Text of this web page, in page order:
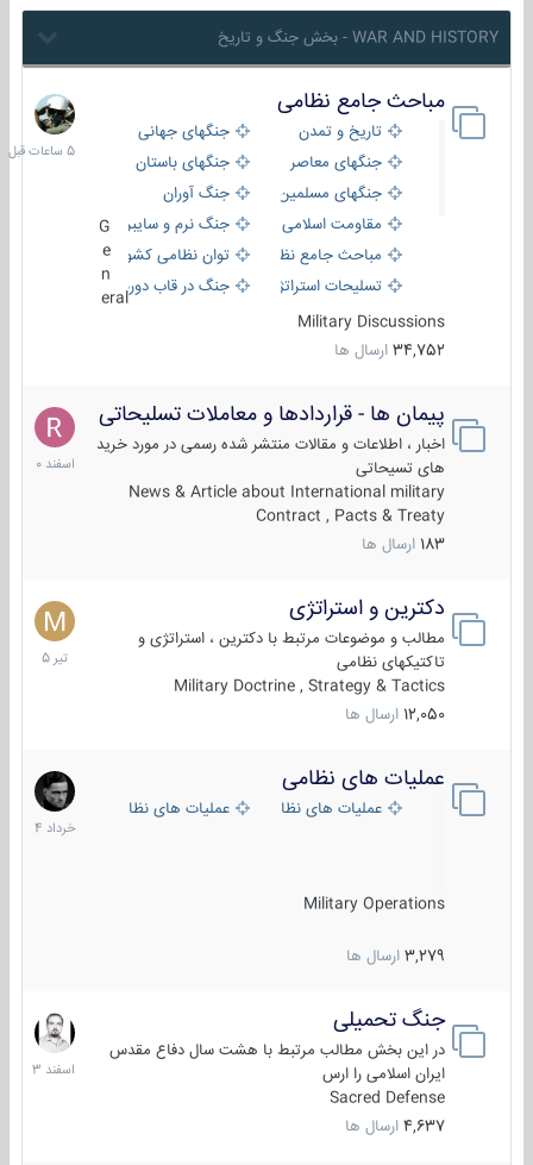
WAR AND HISTORY - بخش جنگ و تاریخ
مباحث جامع نظامی
تاریخ و تمدن
جنگهای جهانی
جنگهای معاصر
جنگهای باستان
جنگهای مسلمین
جنگ آوران
مقاومت اسلامی
جنگ نرم و سایبری
مباحث جامع نظامی
توان نظامی کشورها
تسلیحات استراتژیک
جنگ در قاب دوربین
eral
Military Discussions
34,752 ارسال ها
5
ساعات
قبل
پیمان ها - قراردادها و معاملات تسلیحاتی
اخبار ، اطلاعات و مقالات منتشر شده رسمی در مورد خرید
های تسیحاتی
News & Article about International military
Contract , Pacts & Treaty
183 ارسال ها
7
اسفند
1400
دکترین و استراتژی
مطالب و موضوعات مرتبط با دکترین ، استراتژی و
تاکتیکهای نظامی
Military Doctrine , Strategy & Tactics
12,050 ارسال ها
27
تیر
1405
عملیات های نظامی
عملیات های نظامی ایرانعملیات های نظامی خارجی
Military Operations
3,279 ارسال ها
5
خرداد
1404
جنگ تحمیلی
در این بخش مطالب مرتبط با هشت سال دفاع مقدس
ایران اسلامی را ارس
Sacred Defense
4,637 ارسال ها
20
اسفند
1403